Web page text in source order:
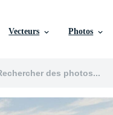
Vecteurs Photos